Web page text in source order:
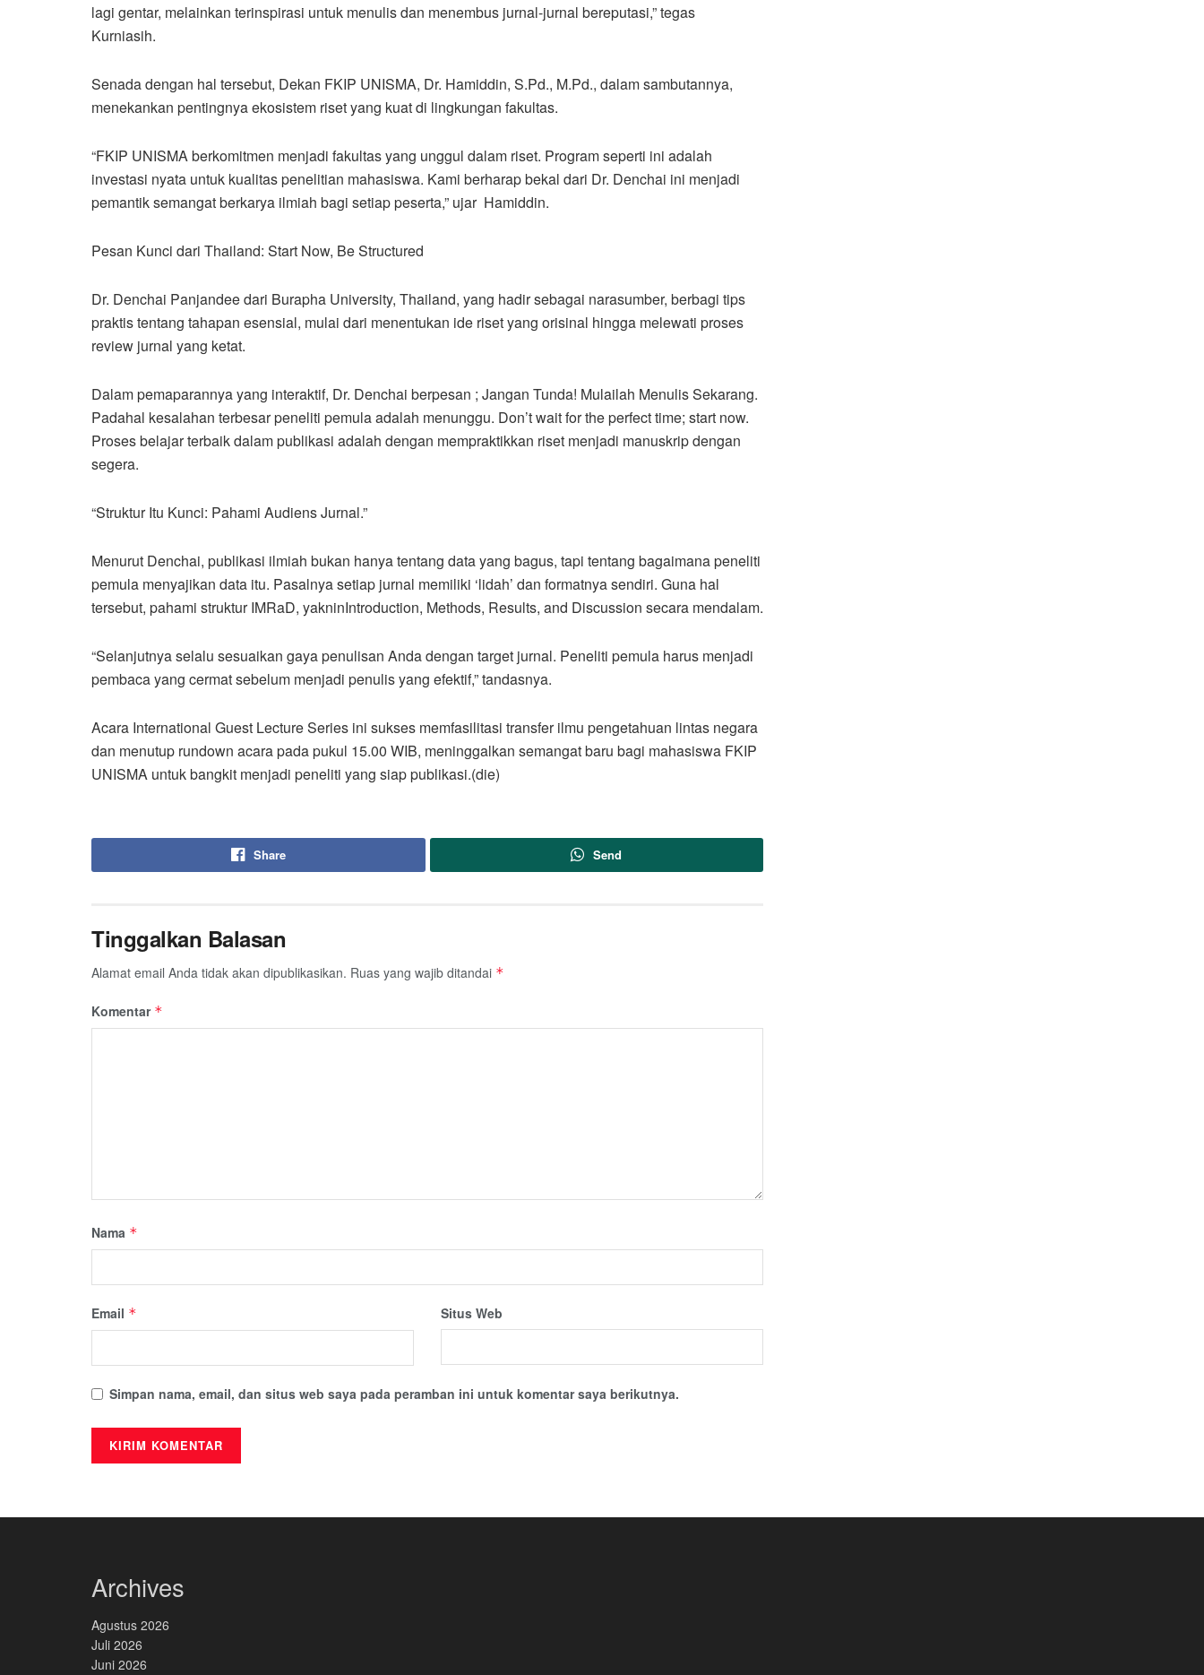
lagi gentar, melainkan terinspirasi untuk menulis dan menembus jurnal-jurnal bereputasi,” tegas
Kurniasih.
Senada dengan hal tersebut, Dekan FKIP UNISMA, Dr. Hamiddin, S.Pd., M.Pd., dalam sambutannya,
menekankan pentingnya ekosistem riset yang kuat di lingkungan fakultas.
“FKIP UNISMA berkomitmen menjadi fakultas yang unggul dalam riset. Program seperti ini adalah
investasi nyata untuk kualitas penelitian mahasiswa. Kami berharap bekal dari Dr. Denchai ini menjadi
pemantik semangat berkarya ilmiah bagi setiap peserta,” ujar Hamiddin.
Pesan Kunci dari Thailand: Start Now, Be Structured
Dr. Denchai Panjandee dari Burapha University, Thailand, yang hadir sebagai narasumber, berbagi tips
praktis tentang tahapan esensial, mulai dari menentukan ide riset yang orisinal hingga melewati proses
review jurnal yang ketat.
Dalam pemaparannya yang interaktif, Dr. Denchai berpesan ; Jangan Tunda! Mulailah Menulis Sekarang.
Padahal kesalahan terbesar peneliti pemula adalah menunggu. Don’t wait for the perfect time; start now.
Proses belajar terbaik dalam publikasi adalah dengan mempraktikkan riset menjadi manuskrip dengan
segera.
“Struktur Itu Kunci: Pahami Audiens Jurnal.”
Menurut Denchai, publikasi ilmiah bukan hanya tentang data yang bagus, tapi tentang bagaimana peneliti
pemula menyajikan data itu. Pasalnya setiap jurnal memiliki ‘lidah’ dan formatnya sendiri. Guna hal
tersebut, pahami struktur IMRaD, yakninIntroduction, Methods, Results, and Discussion secara mendalam.
“Selanjutnya selalu sesuaikan gaya penulisan Anda dengan target jurnal. Peneliti pemula harus menjadi
pembaca yang cermat sebelum menjadi penulis yang efektif,” tandasnya.
Acara International Guest Lecture Series ini sukses memfasilitasi transfer ilmu pengetahuan lintas negara
dan menutup rundown acara pada pukul 15.00 WIB, meninggalkan semangat baru bagi mahasiswa FKIP
UNISMA untuk bangkit menjadi peneliti yang siap publikasi.(die)
Share Send
Tinggalkan Balasan
Alamat email Anda tidak akan dipublikasikan. Ruas yang wajib ditandai *
Komentar *
Nama *
Email * Situs Web
Simpan nama, email, dan situs web saya pada peramban ini untuk komentar saya berikutnya.
Archives
Agustus 2026
Juli 2026
Juni 2026